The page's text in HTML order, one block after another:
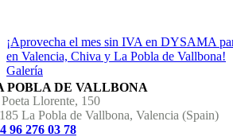
¡Aprovecha el mes sin IVA en DYSAMA
en Valencia, Chiva y La Pobla de Vallbona!
Galería
POBLA DE VALLBONA
Llorente, 150
La Pobla de Vallbona, Valencia (Spain)
96 276 03 78